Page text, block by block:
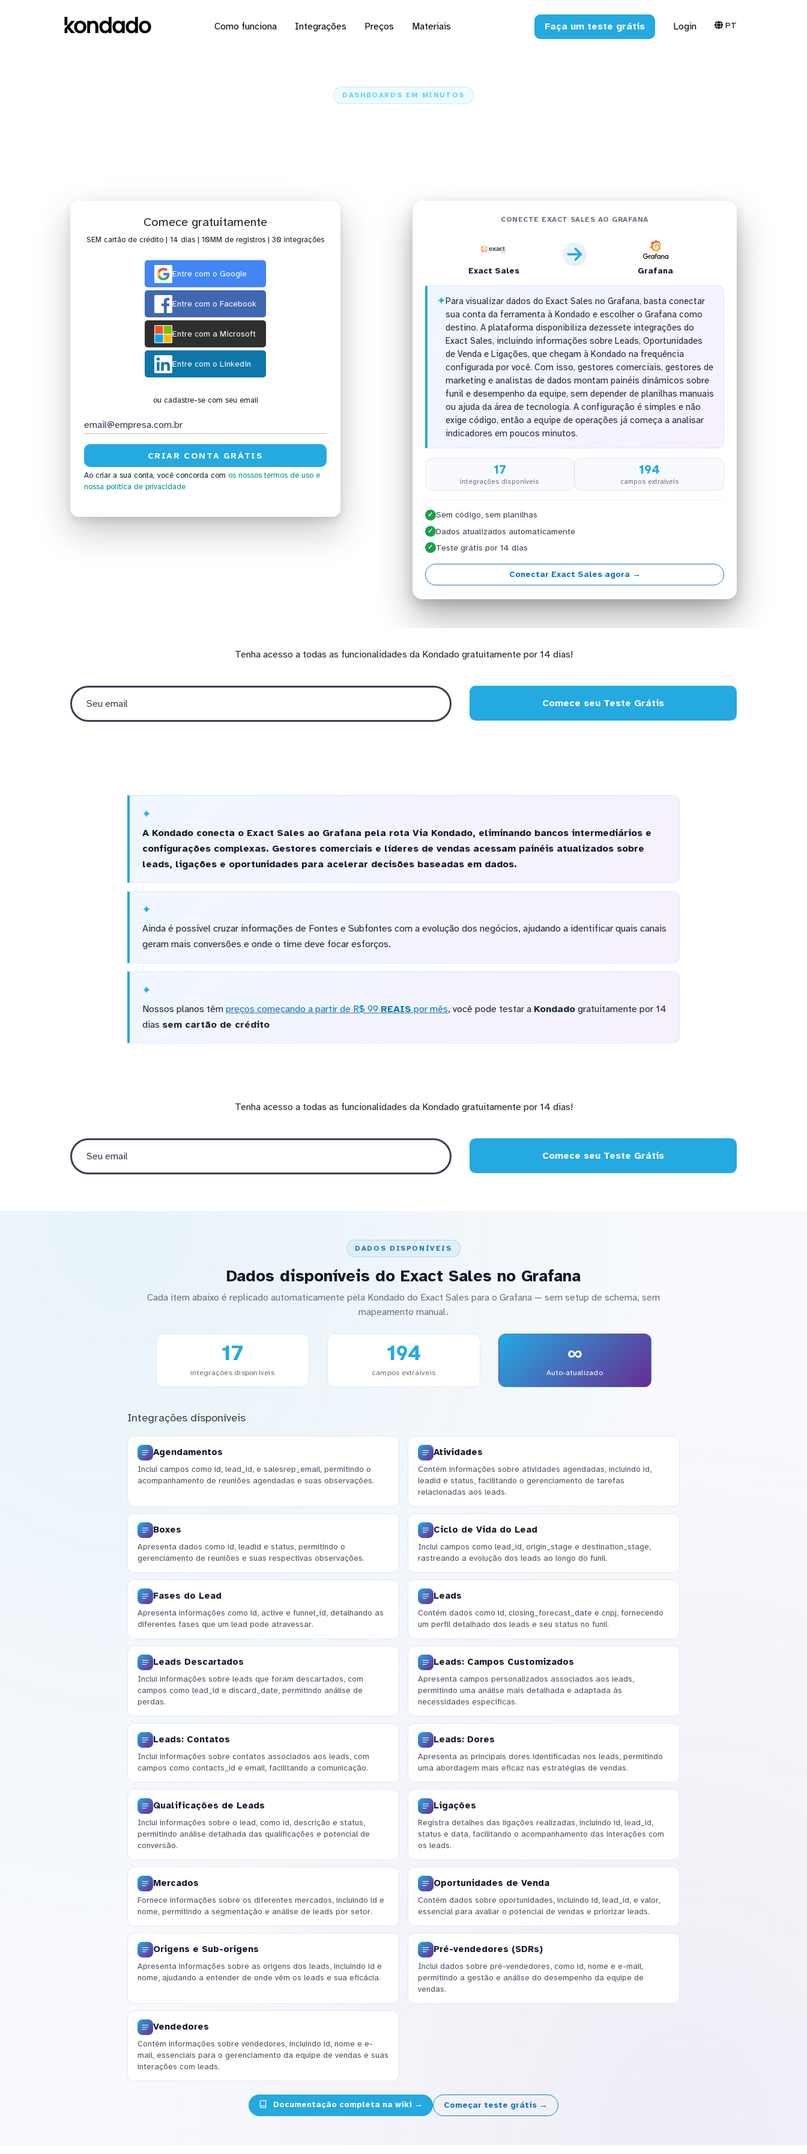
Como funciona Integrações Preços Materiais Faça um teste grátis Login PT
DASHBOARDS EM MINUTOS
Comece gratuitamente
SEM cartão de crédito | 14 dias | 10MM de registros | 30 integrações
Entre com o Google
Entre com o Facebook
Entre com a Microsoft
Entre com o Linkedin
ou cadastre-se com seu email
Ao criar a sua conta, você concorda com os nossos termos de uso e
nossa política de privacidade
CONECTE EXACT SALES AO GRAFANA
Exact Sales Grafana
✦Para visualizar dados do Exact Sales no Grafana, basta conectar
sua conta da ferramenta à Kondado e escolher o Grafana como
destino. A plataforma disponibiliza dezessete integrações do
Exact Sales, incluindo informações sobre Leads, Oportunidades
de Venda e Ligações, que chegam à Kondado na frequência
configurada por você. Com isso, gestores comerciais, gestores de
marketing e analistas de dados montam painéis dinâmicos sobre
funil e desempenho da equipe, sem depender de planilhas manuais
ou ajuda da área de tecnologia. A configuração é simples e não
exige código, então a equipe de operações já começa a analisar
indicadores em poucos minutos.
17
integrações disponíveis
194
campos extraíveis
✓ Sem código, sem planilhas
✓ Dados atualizados automaticamente
✓ Teste grátis por 14 dias
Conectar Exact Sales agora →
Tenha acesso a todas as funcionalidades da Kondado gratuitamente por 14 dias!
Comece seu Teste Grátis
A Kondado conecta o Exact Sales ao Grafana pela rota Via Kondado, eliminando bancos intermediários e
configurações complexas. Gestores comerciais e líderes de vendas acessam painéis atualizados sobre
leads, ligações e oportunidades para acelerar decisões baseadas em dados.
Ainda é possível cruzar informações de Fontes e Subfontes com a evolução dos negócios, ajudando a identificar quais canais
geram mais conversões e onde o time deve focar esforços.
Nossos planos têm preços começando a partir de R$ 99 REAIS por mês, você pode testar a Kondadogratuitamente por 14
dias sem cartão de crédito
Tenha acesso a todas as funcionalidades da Kondado gratuitamente por 14 dias!
Comece seu Teste Grátis
DADOS DISPONÍVEIS
Dados disponíveis do Exact Sales no Grafana
Cada item abaixo é replicado automaticamente pela Kondado do Exact Sales para o Grafana — sem setup de schema, sem
mapeamento manual.
17
integrações disponíveis
194
campos extraíveis
∞
Auto-atualizado
Integrações disponíveis
Agendamentos
Inclui campos como id, lead_id, e salesrep_email, permitindo o
acompanhamento de reuniões agendadas e suas observações.
Atividades
Contém informações sobre atividades agendadas, incluindo id,
leadid e status, facilitando o gerenciamento de tarefas
relacionadas aos leads.
Boxes
Apresenta dados como id, leadid e status, permitindo o
gerenciamento de reuniões e suas respectivas observações.
Ciclo de Vida do Lead
Inclui campos como lead_id, origin_stage e destination_stage,
rastreando a evolução dos leads ao longo do funil.
Fases do Lead
Apresenta informações como id, active e funnel_id, detalhando as
diferentes fases que um lead pode atravessar.
Leads
Contém dados como id, closing_forecast_date e cnpj, fornecendo
um perfil detalhado dos leads e seu status no funil.
Leads Descartados
Inclui informações sobre leads que foram descartados, com
campos como lead_id e discard_date, permitindo análise de
perdas.
Leads: Campos Customizados
Apresenta campos personalizados associados aos leads,
permitindo uma análise mais detalhada e adaptada às
necessidades específicas.
Leads: Contatos
Inclui informações sobre contatos associados aos leads, com
campos como contacts_id e email, facilitando a comunicação.
Leads: Dores
Apresenta as principais dores identificadas nos leads, permitindo
uma abordagem mais eficaz nas estratégias de vendas.
Qualificações de Leads
Inclui informações sobre o lead, como id, descrição e status,
permitindo análise detalhada das qualificações e potencial de
conversão.
Ligações
Registra detalhes das ligações realizadas, incluindo id, lead_id,
status e data, facilitando o acompanhamento das interações com
os leads.
Mercados
Fornece informações sobre os diferentes mercados, incluindo id e
nome, permitindo a segmentação e análise de leads por setor.
Oportunidades de Venda
Contém dados sobre oportunidades, incluindo id, lead_id, e valor,
essencial para avaliar o potencial de vendas e priorizar leads.
Origens e Sub-origens
Apresenta informações sobre as origens dos leads, incluindo id e
nome, ajudando a entender de onde vêm os leads e sua eficácia.
Pré-vendedores (SDRs)
Inclui dados sobre pré-vendedores, como id, nome e e-mail,
permitindo a gestão e análise do desempenho da equipe de
vendas.
Vendedores
Contém informações sobre vendedores, incluindo id, nome e e-
mail, essenciais para o gerenciamento da equipe de vendas e suas
interações com leads.
Documentação completa na wiki → Começar teste grátis →